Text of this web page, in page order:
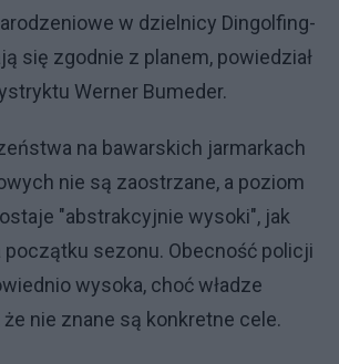
w dzielnicy Dingolfing-
się zgodnie z planem, powiedział
Werner Bumeder.
na bawarskich jarmarkach
nie są zaostrzane, a poziom
"abstrakcyjnie wysoki", jak
początku sezonu. Obecność policji
wysoka, choć władze
że nie znane są konkretne cele.